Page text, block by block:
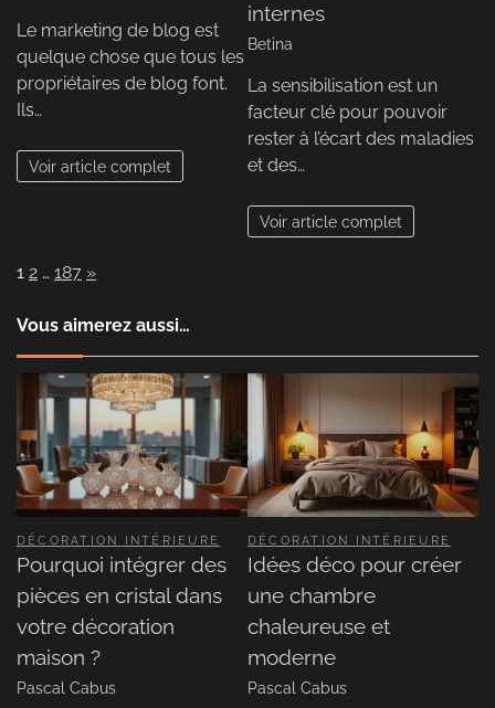
Le marketing de blog est
quelque chose que tous les
propriétaires de blog font.
Ils…
Voir article complet
internes
Betina
La sensibilisation est un
facteur clé pour pouvoir
rester à l’écart des maladies
et des…
Voir article complet
Page:
1 2 … 187 Next
»
Vous aimerez aussi…
DÉCORATION INTÉRIEURE
Pourquoi intégrer des
pièces en cristal dans
votre décoration
maison ?
Pascal Cabus
DÉCORATION INTÉRIEURE
Idées déco pour créer
une chambre
chaleureuse et
moderne
Pascal Cabus